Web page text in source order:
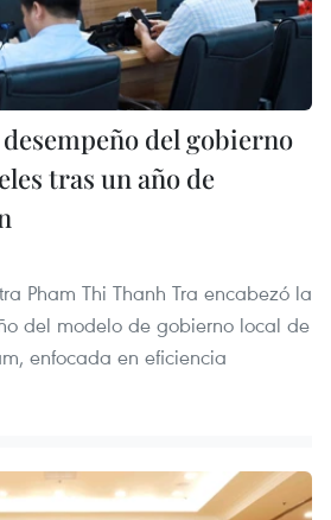
del gobierno
tras un año de
Pham Thi Thanh Tra encabezó la
del modelo de gobierno local de
enfocada en eficiencia